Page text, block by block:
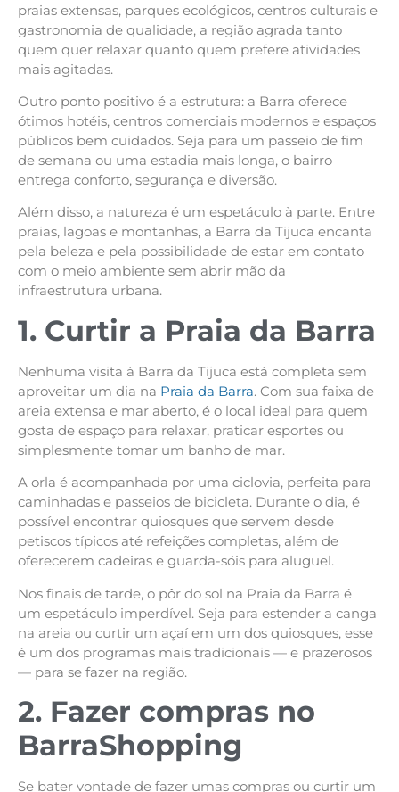
praias extensas, parques ecológicos, centros culturais e
gastronomia de qualidade, a região agrada tanto
quem quer relaxar quanto quem prefere atividades
mais agitadas.
Outro ponto positivo é a estrutura: a Barra oferece
ótimos hotéis, centros comerciais modernos e espaços
públicos bem cuidados. Seja para um passeio de fim
de semana ou uma estadia mais longa, o bairro
entrega conforto, segurança e diversão.
Além disso, a natureza é um espetáculo à parte. Entre
praias, lagoas e montanhas, a Barra da Tijuca encanta
pela beleza e pela possibilidade de estar em contato
com o meio ambiente sem abrir mão da
infraestrutura urbana.
1. Curtir a Praia da Barra
Nenhuma visita à Barra da Tijuca está completa sem
aproveitar um dia na Praia da Barra. Com sua faixa de
areia extensa e mar aberto, é o local ideal para quem
gosta de espaço para relaxar, praticar esportes ou
simplesmente tomar um banho de mar.
A orla é acompanhada por uma ciclovia, perfeita para
caminhadas e passeios de bicicleta. Durante o dia, é
possível encontrar quiosques que servem desde
petiscos típicos até refeições completas, além de
oferecerem cadeiras e guarda-sóis para aluguel.
Nos finais de tarde, o pôr do sol na Praia da Barra é
um espetáculo imperdível. Seja para estender a canga
na areia ou curtir um açaí em um dos quiosques, esse
é um dos programas mais tradicionais — e prazerosos
— para se fazer na região.
2. Fazer compras no
BarraShopping
Se bater vontade de fazer umas compras ou curtir um